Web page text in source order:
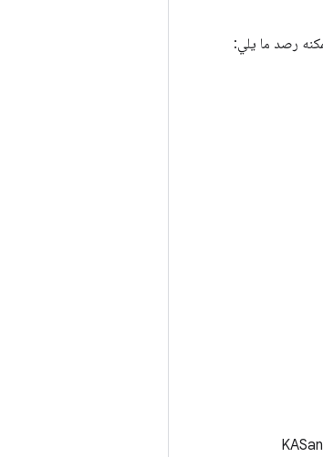
هو نظير kernel لأدوات مساحة المستخدمين المذكورة أعلاه. ويشترك في طريقة التنفيذ نفسها للمجمِّع. إنّ KASan